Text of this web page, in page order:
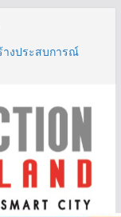
งประสบการณ์
คิด “More of
ตสาหกรรม
ำอย่างยั่งยืน
ค้าเป็นศูนย์กลาง
ย์ อินน์ เอ็กซ์เพรส
สนอแผนปฏิรูป